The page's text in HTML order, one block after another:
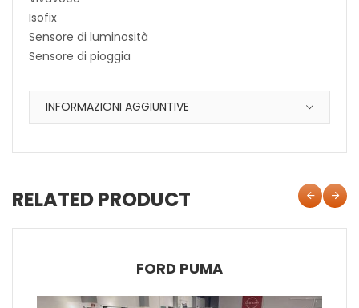
Isofix
Sensore di luminosità
Sensore di pioggia
INFORMAZIONI AGGIUNTIVE
RELATED PRODUCT
FORD PUMA